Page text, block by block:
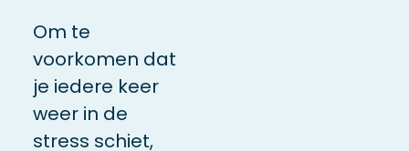
Om te
voorkomen dat
je iedere keer
weer in de
stress schiet,